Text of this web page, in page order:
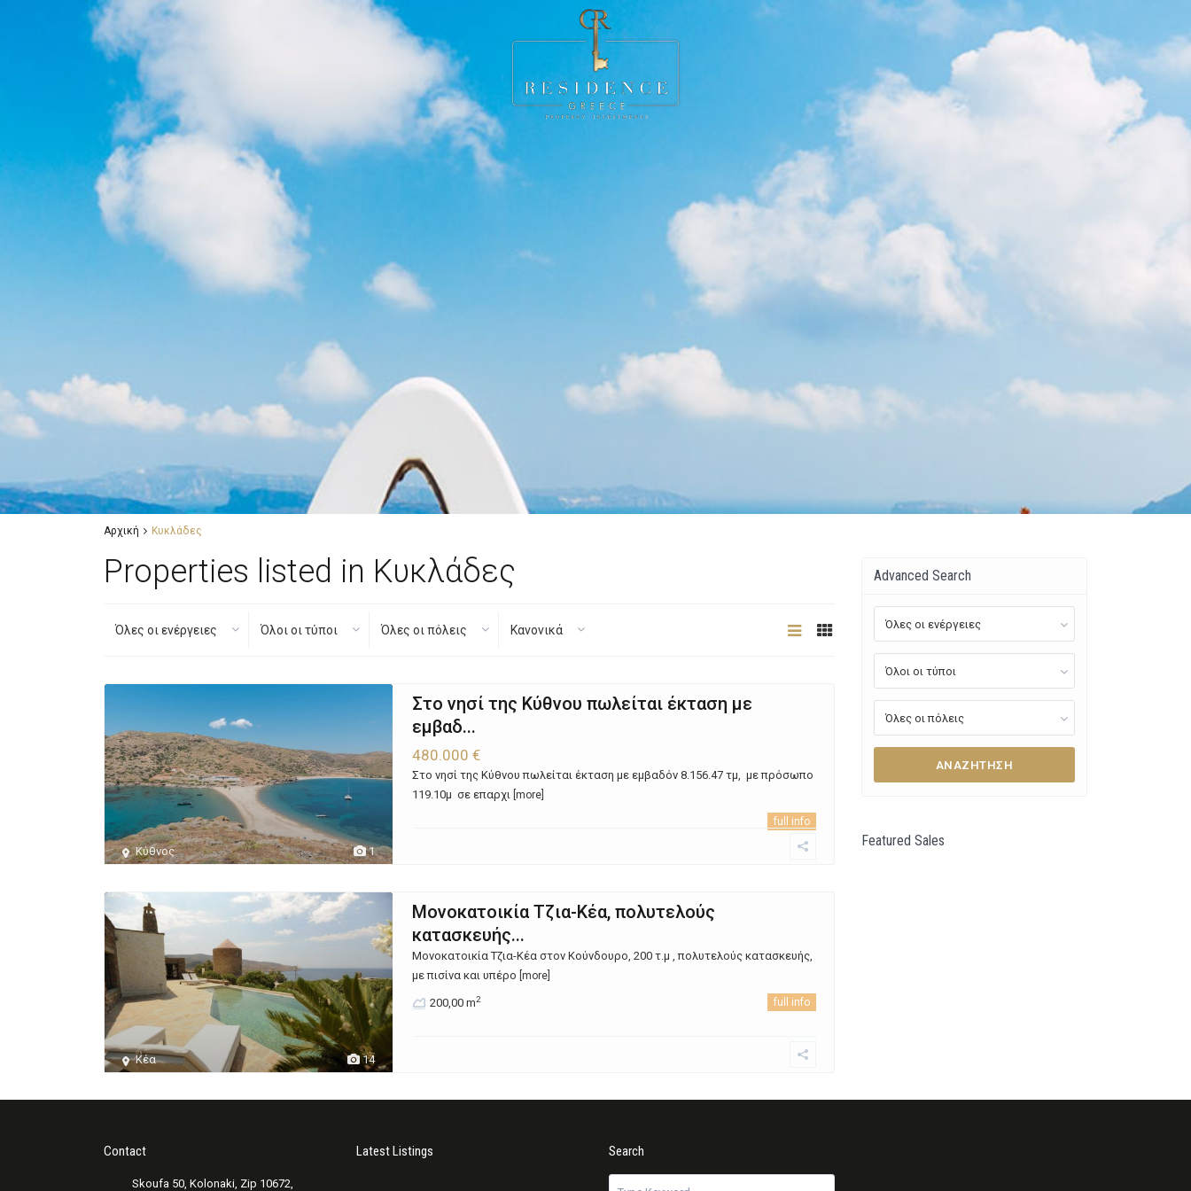
Αρχική Κυκλάδες
Properties listed in Κυκλάδες
Όλες οι ενέργειες Όλοι οι τύποι Όλες οι πόλεις Κανονικά
1
Κύθνος
Στο νησί της Κύθνου πωλείται έκταση με
εμβαδ...
480.000 €
Στο νησί της Κύθνου πωλείται έκταση με εμβαδόν 8.156.47 τμ, με πρόσωπο
119.10μ σε επαρχι [more]
full info
14
Κέα
Mονοκατοικία Τζια-Κέα, πολυτελούς
κατασκευής...
Mονοκατοικία Τζια-Κέα στον Κούνδουρο, 200 τ.μ , πολυτελούς κατασκευής,
με πισίνα και υπέρο [more]
200,00 m2 full info
Advanced Search
Όλες οι ενέργειες
Όλοι οι τύποι
Όλες οι πόλεις
ΑΝΑΖΉΤΗΣΗ
Featured Sales
Contact Latest Listings Search